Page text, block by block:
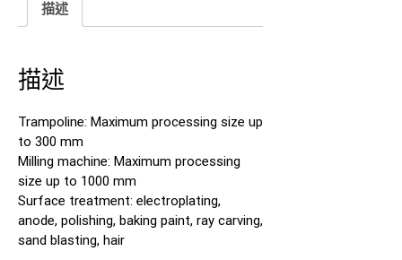
描述
描述
Trampoline: Maximum processing size up
to 300 mm
Milling machine: Maximum processing
size up to 1000 mm
Surface treatment: electroplating,
anode, polishing, baking paint, ray carving,
sand blasting, hair